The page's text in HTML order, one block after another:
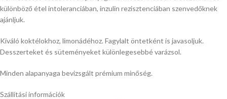
különböző étel intoleranciában, inzulin rezisztenciában szenvedőknek
ajánljuk.
Kiváló koktélokhoz, limonádéhoz. Fagylalt öntetként is javasoljuk.
Desszerteket és süteményeket különlegesebbé varázsol.
Minden alapanyaga bevizsgált prémium minőség.
Szállítási információk